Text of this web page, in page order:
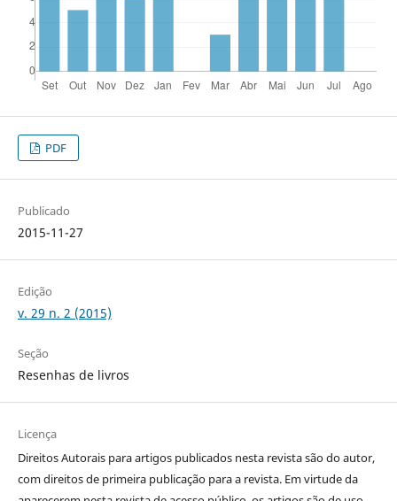
PDF
Publicado
2015-11-27
Edição
v. 29 n. 2 (2015)
Seção
Resenhas de livros
Licença
Direitos Autorais para artigos publicados nesta revista são do autor,
com direitos de primeira publicação para a revista. Em virtude da